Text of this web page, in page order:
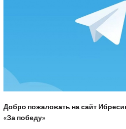
Добро пожаловать на сайт
«За победу»